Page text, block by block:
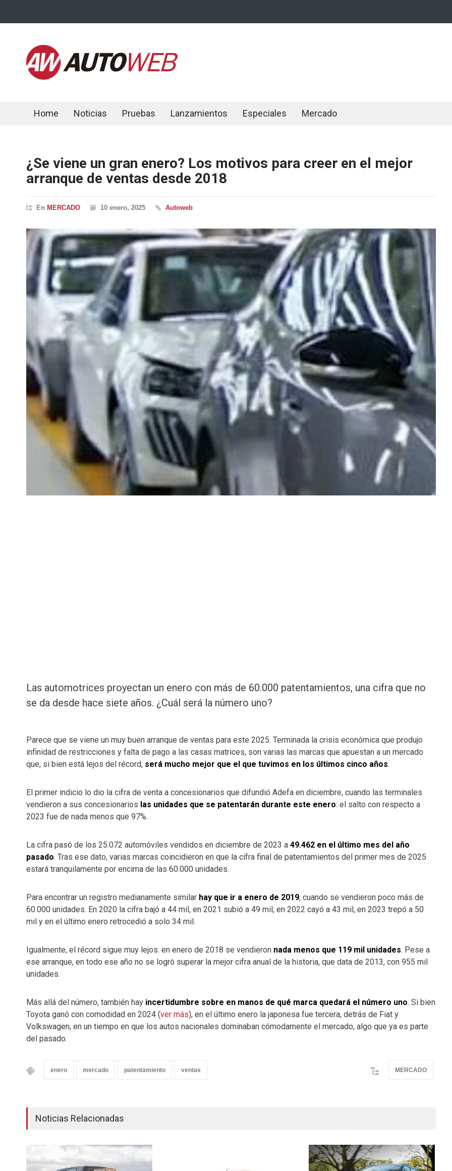
Home Noticias Pruebas Lanzamientos Especiales Mercado
¿Se viene un gran enero? Los motivos para creer en el mejor
arranque de ventas desde 2018
En MERCADO 10 enero, 2025 Autoweb
Las automotrices proyectan un enero con más de 60.000 patentamientos, una cifra que no
se da desde hace siete años. ¿Cuál será la número uno?
Parece que se viene un muy buen arranque de ventas para este 2025. Terminada la crisis económica que produjo
infinidad de restricciones y falta de pago a las casas matrices, son varias las marcas que apuestan a un mercado
que, si bien está lejos del récord, será mucho mejor que el que tuvimos en los últimos cinco años.
El primer indicio lo dio la cifra de venta a concesionarios que difundió Adefa en diciembre, cuando las terminales
vendieron a sus concesionarios las unidades que se patentarán durante este enero: el salto con respecto a
2023 fue de nada menos que 97%.
La cifra pasó de los 25.072 automóviles vendidos en diciembre de 2023 a 49.462 en el último mes del año
pasado. Tras ese dato, varias marcas coincidieron en que la cifra final de patentamientos del primer mes de 2025
estará tranquilamente por encima de las 60.000 unidades.
Para encontrar un registro medianamente similar hay que ir a enero de 2019, cuando se vendieron poco más de
60.000 unidades. En 2020 la cifra bajó a 44 mil, en 2021 subió a 49 mil, en 2022 cayó a 43 mil, en 2023 trepó a 50
mil y en el último enero retrocedió a solo 34 mil.
Igualmente, el récord sigue muy lejos: en enero de 2018 se vendieron nada menos que 119 mil unidades. Pese a
ese arranque, en todo ese año no se logró superar la mejor cifra anual de la historia, que data de 2013, con 955 mil
unidades.
Más allá del número, también hay incertidumbre sobre en manos de qué marca quedará el número uno. Si bien
Toyota ganó con comodidad en 2024 (ver más), en el último enero la japonesa fue tercera, detrás de Fiat y
Volkswagen, en un tiempo en que los autos nacionales dominaban cómodamente el mercado, algo que ya es parte
del pasado.
enero mercado patentamiento ventas MERCADO
Noticias Relacionadas